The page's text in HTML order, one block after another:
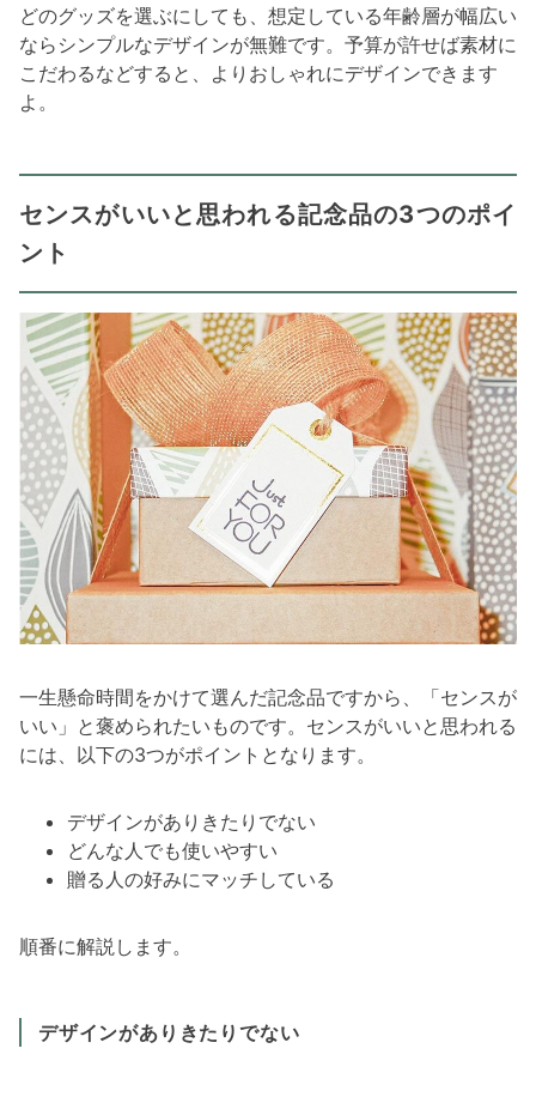
どのグッズを選ぶにしても、想定している年齢層が幅広い
ならシンプルなデザインが無難です。予算が許せば素材に
こだわるなどすると、よりおしゃれにデザインできます
よ。
センスがいいと思われる記念品の3つのポイ
ント
一生懸命時間をかけて選んだ記念品ですから、「センスが
いい」と褒められたいものです。センスがいいと思われる
には、以下の3つがポイントとなります。
デザインがありきたりでない
どんな人でも使いやすい
贈る人の好みにマッチしている
順番に解説します。
デザインがありきたりでない